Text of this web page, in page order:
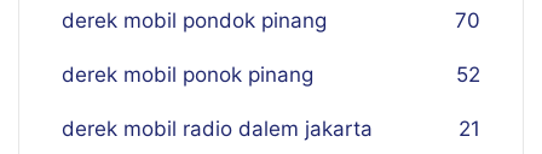
derek mobil pondok pinang 70
derek mobil ponok pinang 52
derek mobil radio dalem jakarta 21